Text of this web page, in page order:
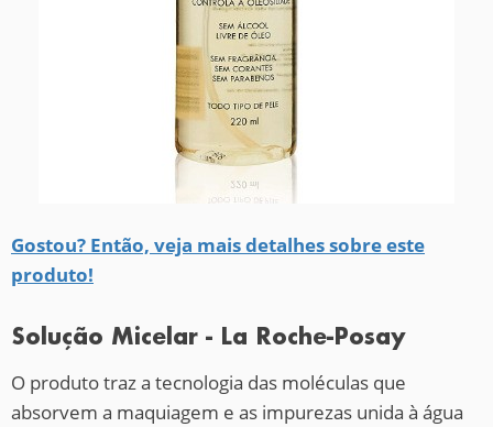
Gostou? Então, veja mais detalhes sobre este
produto!
Solução Micelar - La Roche-Posay
O produto traz a tecnologia das moléculas que
absorvem a maquiagem e as impurezas unida à água